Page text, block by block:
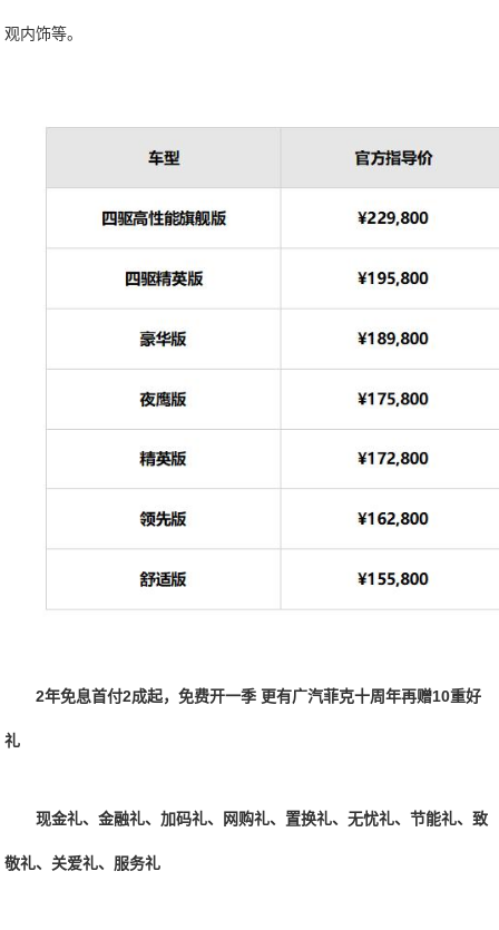
观内饰等。
2年免息首付2成起，免费开一季 更有广汽菲克十周年再赠10重好
礼
现金礼、金融礼、加码礼、网购礼、置换礼、无忧礼、节能礼、致
敬礼、关爱礼、服务礼